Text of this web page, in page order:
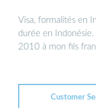
Visa, formalités en
durée en
2010 à mon fils
Customer